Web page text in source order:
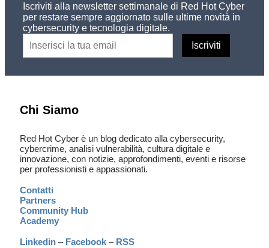
Iscriviti alla newsletter settimanale di Red Hot Cyber
per restare sempre aggiornato sulle ultime novità in
cybersecurity e tecnologia digitale.
Chi Siamo
Red Hot Cyber è un blog dedicato alla cybersecurity,
cybercrime, analisi vulnerabilità, cultura digitale e
innovazione, con notizie, approfondimenti, eventi e risorse
per professionisti e appassionati.
Contatti
Partners
Community Hub
Academy
Linkedin – Facebook – RSS